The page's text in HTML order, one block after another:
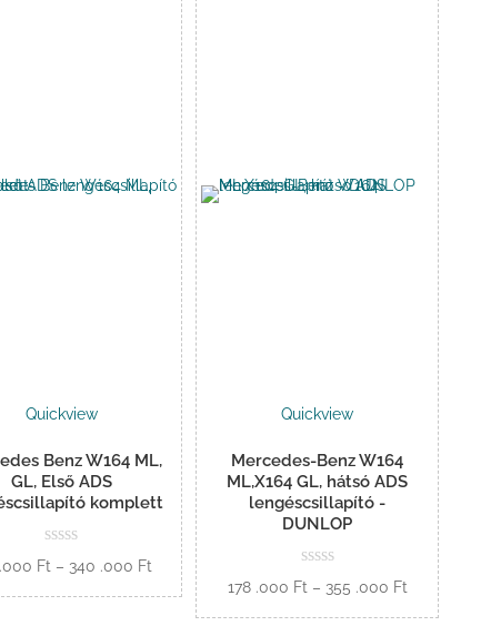
Quickview
Benz W164 ML,
GL, Első ADS
komplett
Ft – 340 .000 Ft Ártartomány:
.000 Ft
Opciók
Quickview
Mercedes-Benz W164
ML,X164 GL, hátsó ADS
lengéscsillapító -
DUNLOP
178 .000 Ft – 355 .000 Ft
Opciók